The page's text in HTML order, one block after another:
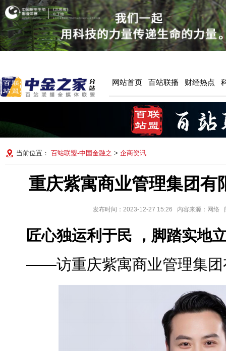
网站首页 百站联播 财经热点
当前位置： 百站联盟-中国金融之 > 企商资讯
重庆紫寓商业管理集团有
发布时间：2023-12-27 15:26 内容来源：网络
匠心独运利于民 ，脚踏实地
——访重庆紫寓商业管理集团